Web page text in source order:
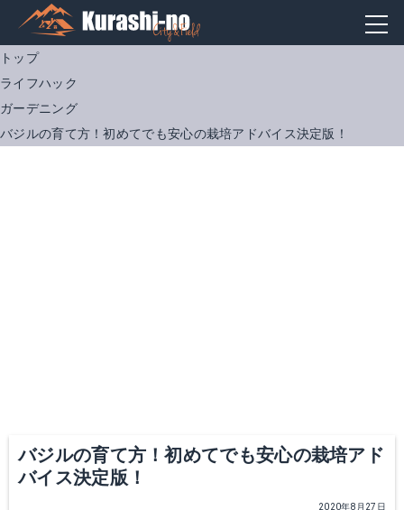
トップ
ライフハック
ガーデニング
バジルの育て方！初めてでも安心の栽培アドバイス決定版！
バジルの育て方！初めてでも安心の栽培アド
バイス決定版！
2020年8月27日